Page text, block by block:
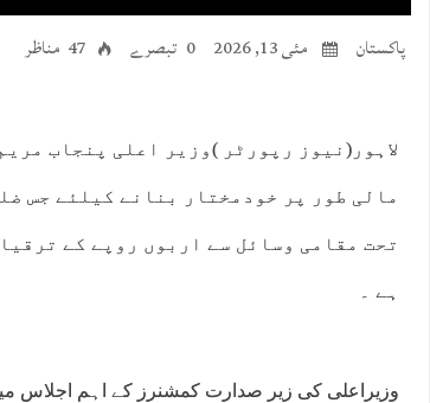
پاکستان مئی 13, 2026 0 تبصرے 47 مناظر
لاہور(نیوز رپورٹر )وزیر اعلی پنجاب
مالی طور پر خودمختار بنانے کیلئے جس
تحت مقامی وسائل سے اربوں روپے کے
ہے ۔
وزیراعلی کی زیر صدارت کمشنرز کے اہم اجلاس